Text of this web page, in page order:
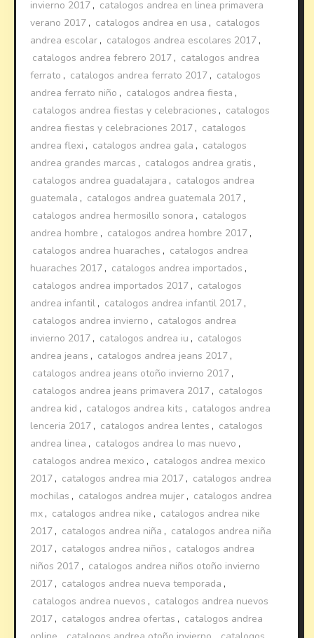
invierno 2017 , catalogos andrea en linea primavera
verano 2017 , catalogos andrea en usa , catalogos
andrea escolar , catalogos andrea escolares 2017 ,
catalogos andrea febrero 2017 , catalogos andrea
ferrato , catalogos andrea ferrato 2017 , catalogos
andrea ferrato niño , catalogos andrea fiesta ,
catalogos andrea fiestas y celebraciones , catalogos
andrea fiestas y celebraciones 2017 , catalogos
andrea flexi , catalogos andrea gala , catalogos
andrea grandes marcas , catalogos andrea gratis ,
catalogos andrea guadalajara , catalogos andrea
guatemala , catalogos andrea guatemala 2017 ,
catalogos andrea hermosillo sonora , catalogos
andrea hombre , catalogos andrea hombre 2017 ,
catalogos andrea huaraches , catalogos andrea
huaraches 2017 , catalogos andrea importados ,
catalogos andrea importados 2017 , catalogos
andrea infantil , catalogos andrea infantil 2017 ,
catalogos andrea invierno , catalogos andrea
invierno 2017 , catalogos andrea iu , catalogos
andrea jeans , catalogos andrea jeans 2017 ,
catalogos andrea jeans otoño invierno 2017 ,
catalogos andrea jeans primavera 2017 , catalogos
andrea kid , catalogos andrea kits , catalogos andrea
lenceria 2017 , catalogos andrea lentes , catalogos
andrea linea , catalogos andrea lo mas nuevo ,
catalogos andrea mexico , catalogos andrea mexico
2017 , catalogos andrea mia 2017 , catalogos andrea
mochilas , catalogos andrea mujer , catalogos andrea
mx , catalogos andrea nike , catalogos andrea nike
2017 , catalogos andrea niña , catalogos andrea niña
2017 , catalogos andrea niños , catalogos andrea
niños 2017 , catalogos andrea niños otoño invierno
2017 , catalogos andrea nueva temporada ,
catalogos andrea nuevos , catalogos andrea nuevos
2017 , catalogos andrea ofertas , catalogos andrea